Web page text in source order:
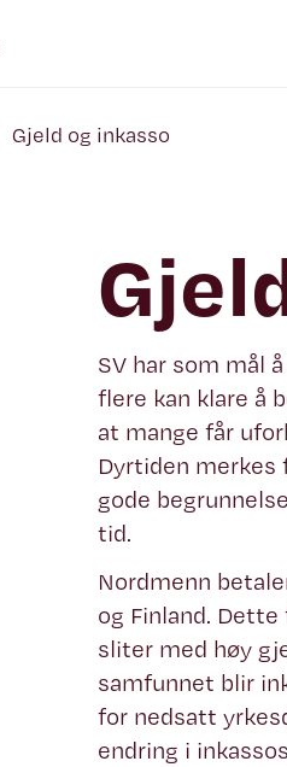
Gjeld og inkasso
SV har som mål
flere kan klare å
at mange får
Dyrtiden merkes
gode
tid.
Nordmenn
og Finland.
sliter med høy
samfunnet blir
for nedsatt
endring i